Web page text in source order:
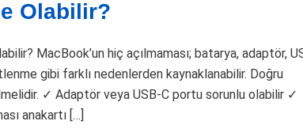
Olabilir?
MacBook’un hiç açılmaması; batarya, adaptör,
gibi farklı nedenlerden kaynaklanabilir. Doğru
✓ Adaptör veya USB-C portu sorunlu olabilir ✓
anakartı […]